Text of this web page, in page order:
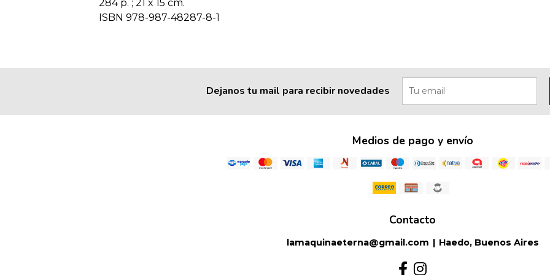
284 p. ; 21 x 15 cm.
ISBN 978-987-48287-8-1
Dejanos tu mail para recibir novedades
Medios de pago y envío
Contacto
lamaquinaeterna@gmail.com | Haedo, Buenos Aires